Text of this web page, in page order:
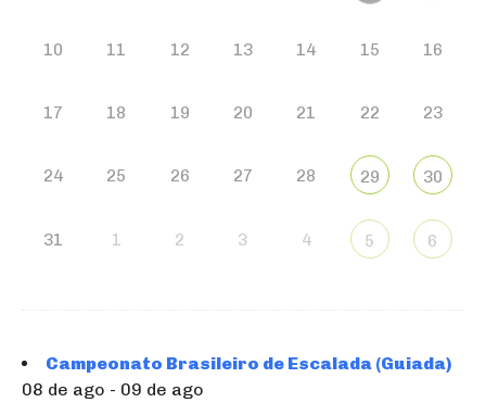
10 11 12 13 14 15 16
17 18 19 20 21 22 23
24 25 26 27 28 29 30
31 1 2 3 4 5 6
Campeonato Brasileiro de Escalada (Guiada)
08 de ago - 09 de ago